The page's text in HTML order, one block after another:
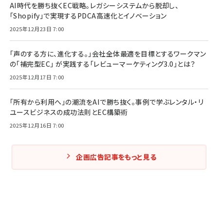
AI時代を勝ち抜くEC戦略。レガシーシステムから脱却し、
「Shopify」で実現するPDCA高速化とイノベーション
2025年12月23日 7:00
「声のする方に、進化する。」会社全体最適を目標とするワークマン
の「補完型EC」 が実践する「レビューマーケティング3.0」とは？
2025年12月17日 7:00
「所有から利用へ」の潮流をAIで勝ち抜く。事例で学ぶレンタル・リ
ユースビジネスの成功法則とEC構築術
2025年12月16日 7:00
企画広告記事をもっと見る